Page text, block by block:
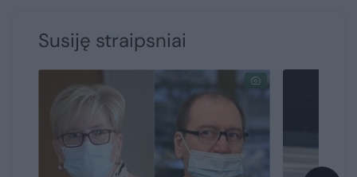
Susiję straipsniai